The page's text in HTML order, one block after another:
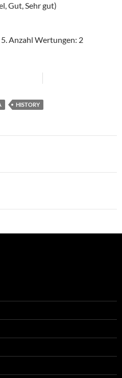
Gut, Sehr gut)
Anzahl Wertungen: 2
HISTORY